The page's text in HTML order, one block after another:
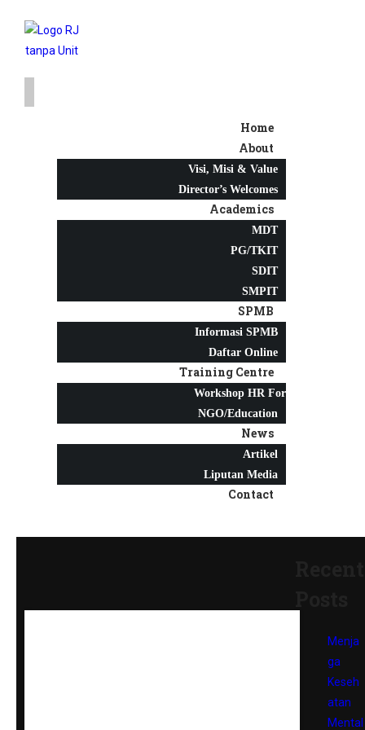
Home
About
Visi, Misi & Value
Director’s Welcomes
Academics
MDT
PG/TKIT
SDIT
SMPIT
SPMB
Informasi SPMB
Daftar Online
Training Centre
Workshop HR For
NGO/Education
News
Artikel
Liputan Media
Contact
Menja
ga
Keseh
atan
Mental